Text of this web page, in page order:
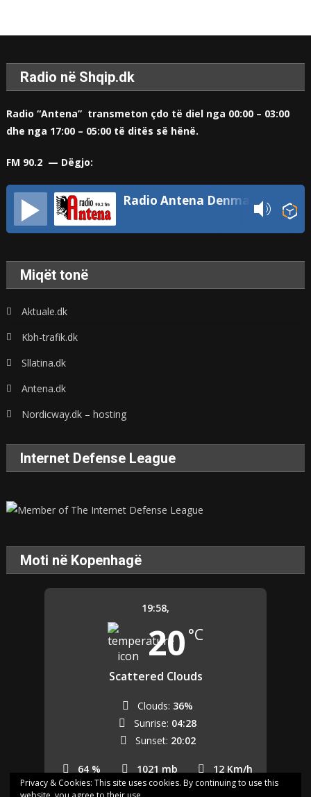
Radio në Shqip.dk
Radio “Antena” transmeton çdo të diel nga 00:00 – 03:00
dhe nga 17:00 – 05:00 të ditës së hënë.
FM 90.2 — Dëgjo:
Radio Antena Denmark
Miqët tonë
Aktuale.dk
Kbh-trafik.dk
Sllatina.dk
Antena.dk
Nordicway.dk – hosting
Internet Defense League
Moti në Kopenhagë
19:58,
20 °C
Scattered Clouds
64 % 1021 mb 12 Km/h
Clouds: 36%
Sunrise: 04:28
Sunset: 20:02
Privacy & Cookies: This site uses cookies. By continuing to use this